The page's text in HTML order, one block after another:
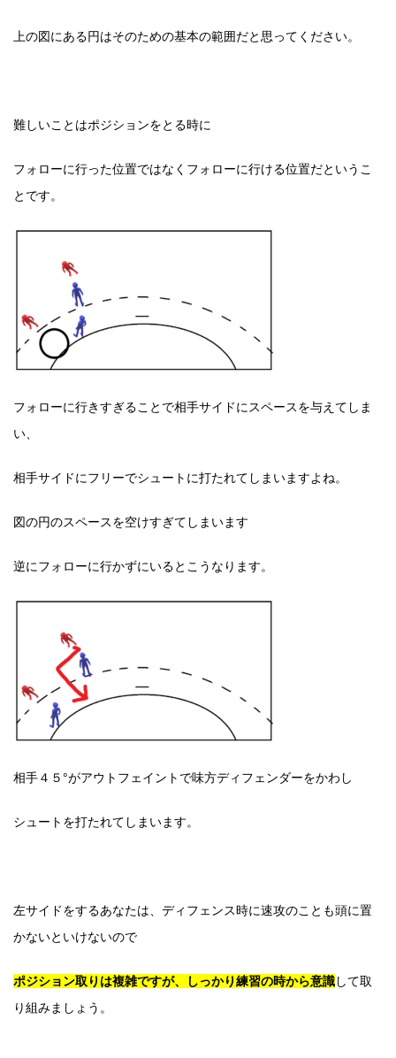
上の図にある円はそのための基本の範囲だと思ってください。
難しいことはポジションをとる時に
フォローに行った位置ではなくフォローに行ける位置だというこ
とです。
フォローに行きすぎることで相手サイドにスペースを与えてしま
い、
相手サイドにフリーでシュートに打たれてしまいますよね。
図の円のスペースを空けすぎてしまいます
逆にフォローに行かずにいるとこうなります。
相手４５°がアウトフェイントで味方ディフェンダーをかわし
シュートを打たれてしまいます。
左サイドをするあなたは、ディフェンス時に速攻のことも頭に置
かないといけないので
ポジション取りは複雑ですが、しっかり練習の時から意識して取
り組みましょう。